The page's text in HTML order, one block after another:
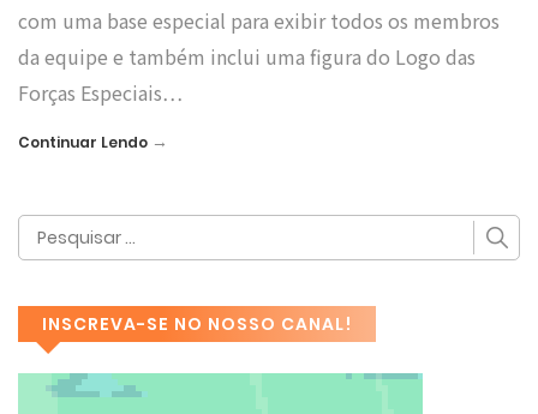
com uma base especial para exibir todos os membros
da equipe e também inclui uma figura do Logo das
Forças Especiais…
Continuar Lendo →
INSCREVA-SE NO NOSSO CANAL!